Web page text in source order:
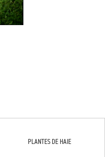
PLANTES DE HAIE